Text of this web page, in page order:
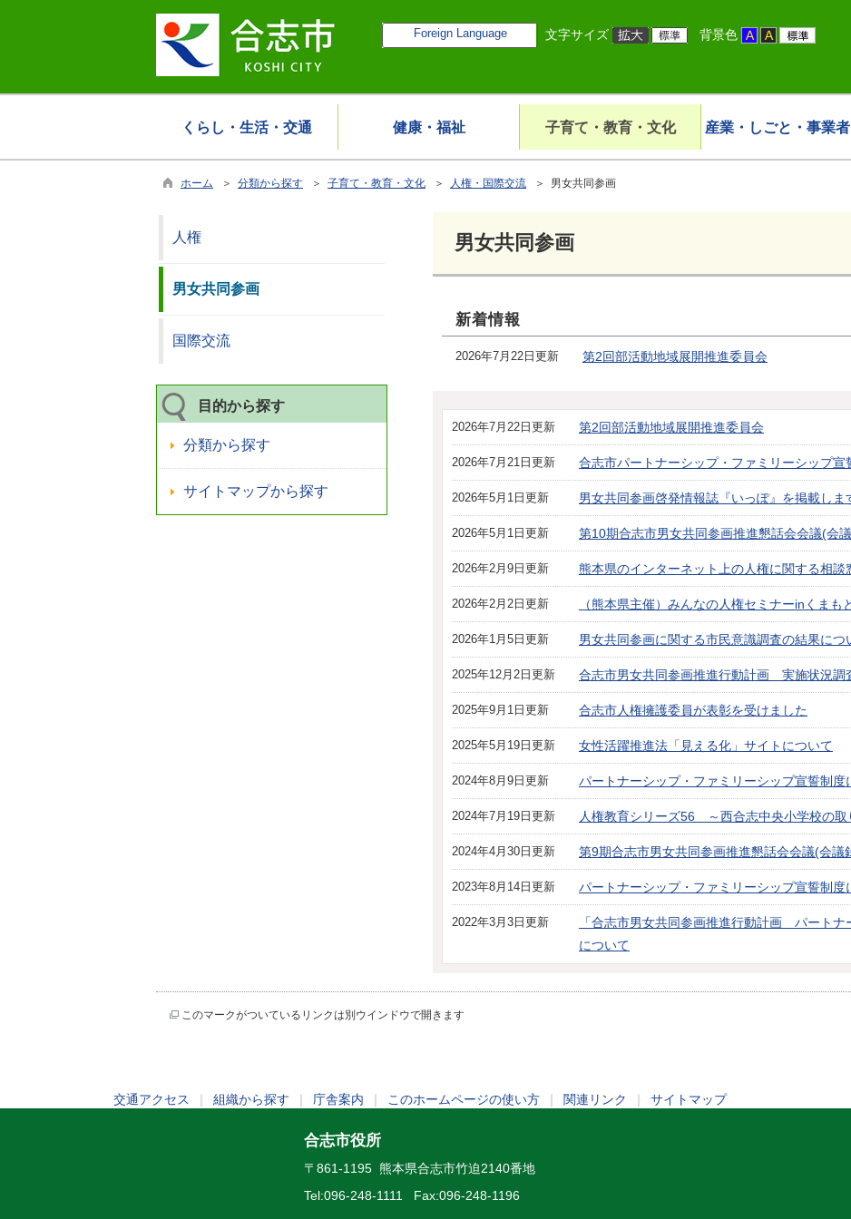
Foreign Language 文字サイズ 背景色
くらし・生活・交通 健康・福祉 子育て・教育・文化 産業・しごと・事業
ホーム ＞ 分類から探す ＞ 子育て・教育・文化 ＞ 人権・国際交流 ＞ 男女共同参画
男女共同参画
新着情報
2026年7月22日更新 第2回部活動地域展開推進委員会
2026年7月22日更新 第2回部活動地域展開推進委員会
2026年7月21日更新 合志市パートナーシップ・ファミリーシップ宣
2026年5月1日更新 男女共同参画啓発情報誌『いっぽ』を掲載しま
2026年5月1日更新 第10期合志市男女共同参画推進懇話会会議(会
2026年2月9日更新 熊本県のインターネット上の人権に関する相談
2026年2月2日更新 （熊本県主催）みんなの人権セミナーinくまも
2026年1月5日更新 男女共同参画に関する市民意識調査の結果につ
2025年12月2日更新 合志市男女共同参画推進行動計画 実施状況調
2025年9月1日更新 合志市人権擁護委員が表彰を受けました
2025年5月19日更新 女性活躍推進法「見える化」サイトについて
2024年8月9日更新 パートナーシップ・ファミリーシップ宣誓制度
2024年7月19日更新 人権教育シリーズ56 ～西合志中央小学校の取
2024年4月30日更新 第9期合志市男女共同参画推進懇話会会議(会議
2023年8月14日更新 パートナーシップ・ファミリーシップ宣誓制度
2022年3月3日更新
「合志市男女共同参画推進行動計画 パートナ
について
人権
男女共同参画
国際交流
目的から探す
分類から探す
サイトマップから探す
このマークがついているリンクは別ウインドウで開きます
交通アクセス 組織から探す 庁舎案内 このホームページの使い方 関連リンク サイトマップ
合志市役所
〒861-1195 熊本県合志市竹迫2140番地
Tel:096-248-1111 Fax:096-248-1196